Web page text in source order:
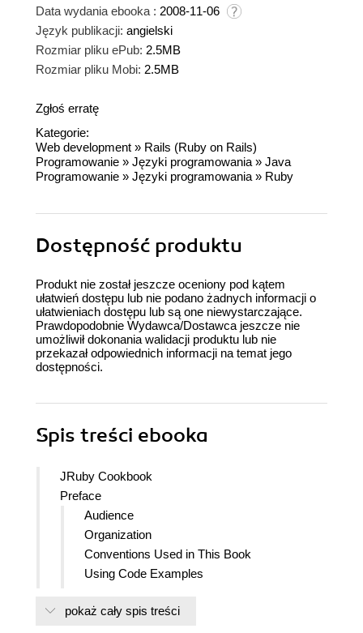
Data wydania ebooka : 2008-11-06
Język publikacji: angielski
Rozmiar pliku ePub: 2.5MB
Rozmiar pliku Mobi: 2.5MB
Zgłoś erratę
Kategorie:
Web development » Rails (Ruby on Rails)
Programowanie » Języki programowania » Java
Programowanie » Języki programowania » Ruby
Dostępność produktu
Produkt nie został jeszcze oceniony pod kątem
ułatwień dostępu lub nie podano żadnych informacji o
ułatwieniach dostępu lub są one niewystarczające.
Prawdopodobnie Wydawca/Dostawca jeszcze nie
umożliwił dokonania walidacji produktu lub nie
przekazał odpowiednich informacji na temat jego
dostępności.
Spis treści ebooka
JRuby Cookbook
Preface
Audience
Organization
Conventions Used in This Book
Using Code Examples
Comments and Questions
pokaż cały spis treści